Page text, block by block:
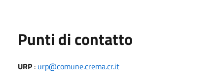
Punti di contatto
URP : urp@comune.crema.cr.it